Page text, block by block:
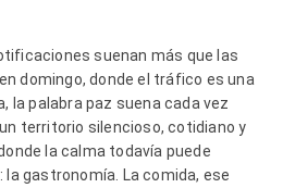
suenan más que las
domingo, donde el tráfico es una
la palabra paz suena cada vez
territorio silencioso, cotidiano y
la calma todavía puede
gastronomía. La comida, ese